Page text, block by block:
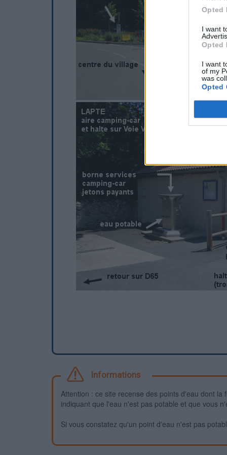
Opted
I want
Opted
I want
of my
was
Opted
Informations
Attention : ce site recense des points d'eau dont
indiquant que l'eau n'est pas potable et que vous
Si vous constatez qu'un point d'eau n'est pas